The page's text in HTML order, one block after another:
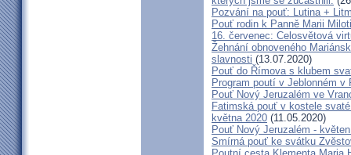
Pozvání na pouť: Lutina +
Pouť rodin k Panně Marii
16. červenec: Celosvětová
Žehnání obnoveného
slavnosti (13.07.2020)
Pouť do Římova s klubem
Program poutí v Jeblonném v
Pouť Nový Jeruzalém ve
Fatimská pouť v kostele
května 2020 (11.05.2020)
Pouť Nový Jeruzalém -
Smírná pouť ke svátku